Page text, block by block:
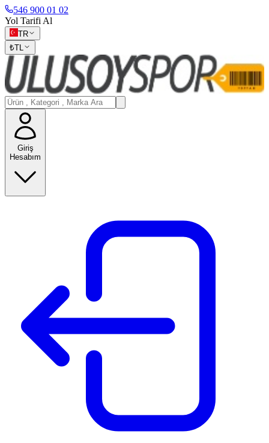
546 900 01 02
Yol Tarifi Al
TR
₺TL
Giriş
Hesabım